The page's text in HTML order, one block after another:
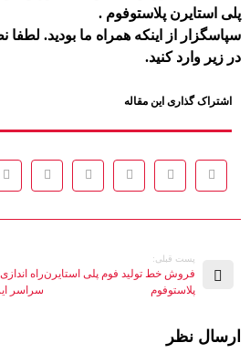
پلی استایرن پلاستوفوم .
سپاسگزار از اینکه همراه ما بودید. لطفا
در زیر وارد کنید.
اشتراک گذاری این مقاله
پست قبلی:
فروش خط تولید فوم پلی استایرن
پلاستوفوم
راه
سراسر
ارسال نظر